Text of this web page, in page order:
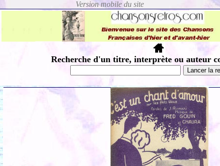
Recherche d'un titre, interprète ou auteur